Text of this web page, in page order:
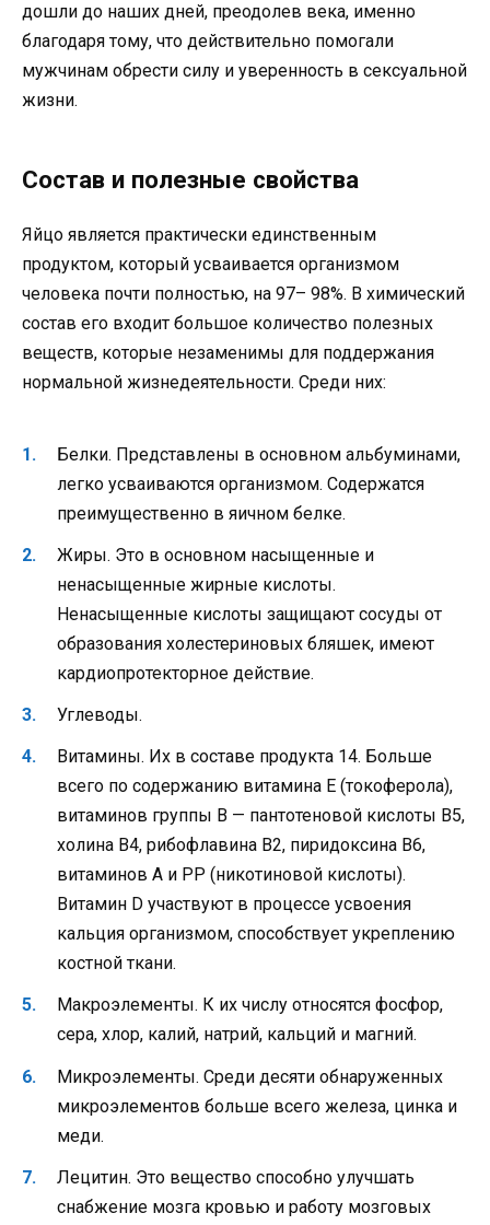
дошли до наших дней, преодолев века, именно
благодаря тому, что действительно помогали
мужчинам обрести силу и уверенность в сексуальной
жизни.
Состав и полезные свойства
Яйцо является практически единственным
продуктом, который усваивается организмом
человека почти полностью, на 97– 98%. В химический
состав его входит большое количество полезных
веществ, которые незаменимы для поддержания
нормальной жизнедеятельности. Среди них:
Белки. Представлены в основном альбуминами,
легко усваиваются организмом. Содержатся
преимущественно в яичном белке.
Жиры. Это в основном насыщенные и
ненасыщенные жирные кислоты.
Ненасыщенные кислоты защищают сосуды от
образования холестериновых бляшек, имеют
кардиопротекторное действие.
Углеводы.
Витамины. Их в составе продукта 14. Больше
всего по содержанию витамина Е (токоферола),
витаминов группы В — пантотеновой кислоты В5,
холина В4, рибофлавина В2, пиридоксина В6,
витаминов А и РР (никотиновой кислоты).
Витамин D участвуют в процессе усвоения
кальция организмом, способствует укреплению
костной ткани.
Макроэлементы. К их числу относятся фосфор,
сера, хлор, калий, натрий, кальций и магний.
Микроэлементы. Среди десяти обнаруженных
микроэлементов больше всего железа, цинка и
меди.
Лецитин. Это вещество способно улучшать
снабжение мозга кровью и работу мозговых